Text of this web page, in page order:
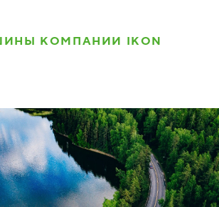
КОМПАНИИ IKON